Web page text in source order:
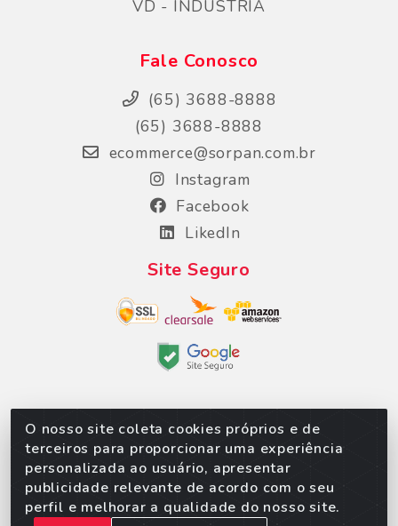
O nosso site coleta cookies próprios e de
terceiros para proporcionar uma experiência
personalizada ao usuário, apresentar
publicidade relevante de acordo com o seu
perfil e melhorar a qualidade do nosso site.
VD - INDUSTRIA
Fale Conosco
(65) 3688-8888
(65) 3688-8888
ecommerce@sorpan.com.br
Instagram
Facebook
LikedIn
Site Seguro
Sorpan - Rodovia dos Imigrantes, Lote 06, São
Matheus, Várzea Grande/MT – CEP 78152-135 -
CNPJ 02.623.537/0010-24